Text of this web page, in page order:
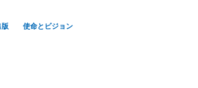
版 使命とビジョン